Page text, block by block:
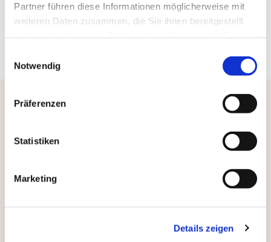
Partner führen diese Informationen möglicherweise mit
weiteren Daten zusammen, die Sie ihnen bereitgestellt
Cookies, wenn Sie unsere Webseite weiterhin nutzen.
Notwendig
Präferenzen
Statistiken
Marketing
Details zeigen
Buch kaufen
Stadtbücherei St. Ingbert
Diese Location ist